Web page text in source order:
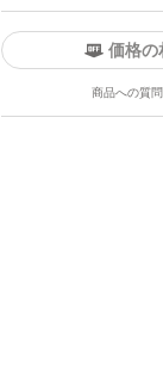
価格の
商品への質